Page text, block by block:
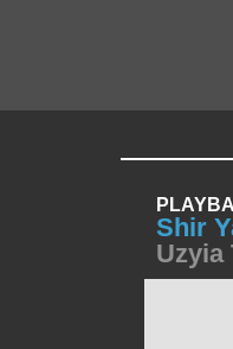
up and down arrows
Shir
Uzyia